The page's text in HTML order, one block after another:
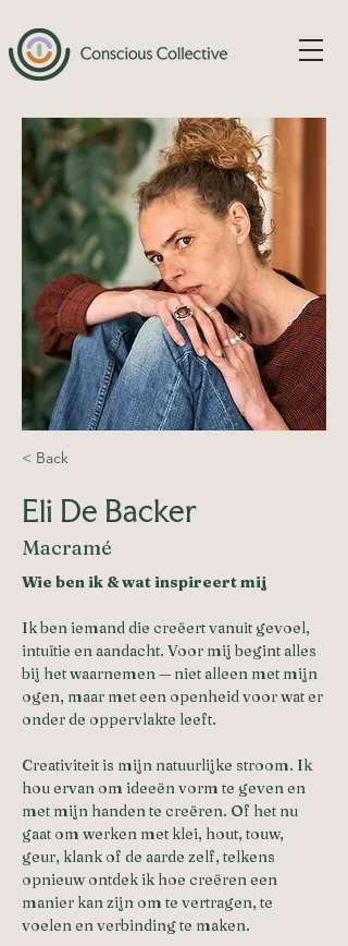
< Back
Eli De Backer
Macramé
Wie ben ik & wat inspireert mij
Ik ben iemand die creëert vanuit gevoel,
intuïtie en aandacht. Voor mij begint alles
bij het waarnemen — niet alleen met mijn
ogen, maar met een openheid voor wat er
onder de oppervlakte leeft.
Creativiteit is mijn natuurlijke stroom. Ik
hou ervan om ideeën vorm te geven en
met mijn handen te creëren. Of het nu
gaat om werken met klei, hout, touw,
geur, klank of de aarde zelf, telkens
opnieuw ontdek ik hoe creëren een
manier kan zijn om te vertragen, te
voelen en verbinding te maken.